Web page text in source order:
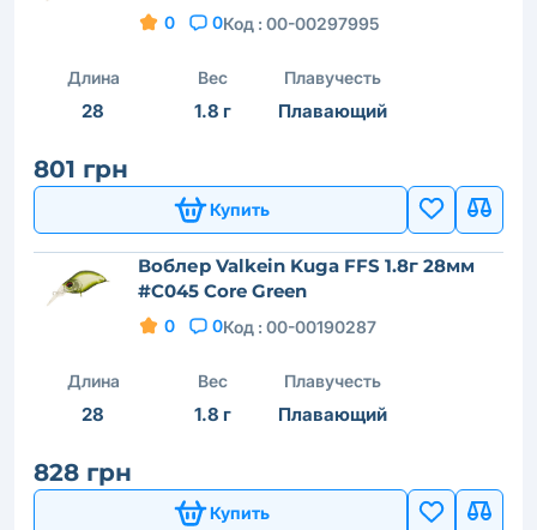
0 0Код : 00-00297995
Длина
28
Вес
1.8 г
Плавучесть
Плавающий
801 грн
Купить
Воблер Valkein Kuga FFS 1.8г 28мм
#C045 Core Green
0 0Код : 00-00190287
Длина
28
Вес
1.8 г
Плавучесть
Плавающий
828 грн
Купить